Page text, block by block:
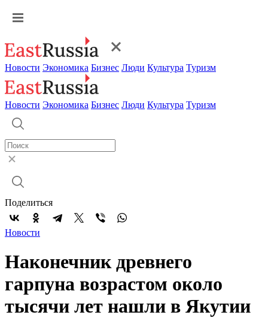
Новости Экономика Бизнес Люди Культура Туризм
Новости Экономика Бизнес Люди Культура Туризм
Поделиться
Новости
Наконечник древнего
гарпуна возрастом около
тысячи лет нашли в Якутии